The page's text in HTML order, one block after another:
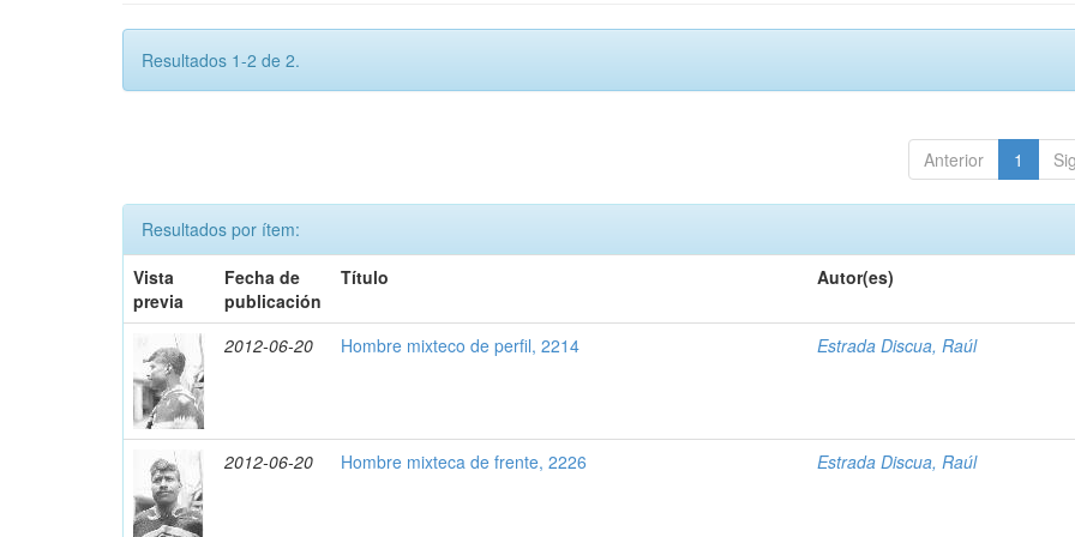
Resultados 1-2 de 2.
Anterior 1
Resultados por ítem:
Vista
previa
Fecha de
publicación
Título Autor(es)
2012-06-20 Hombre mixteco de perfil, 2214 Estrada Discua, Raúl
2012-06-20 Hombre mixteca de frente, 2226 Estrada Discua, Raúl